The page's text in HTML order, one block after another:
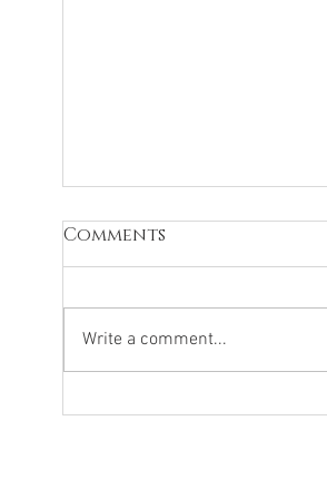
Comments
Write a comment...